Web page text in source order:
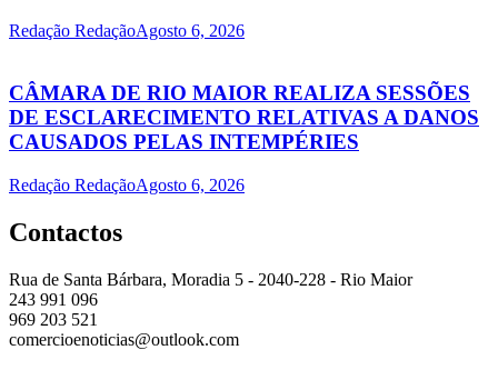
Redação RedaçãoAgosto 6, 2026
CÂMARA DE RIO MAIOR REALIZA SESSÕES
DE ESCLARECIMENTO RELATIVAS A DANOS
CAUSADOS PELAS INTEMPÉRIES
Redação RedaçãoAgosto 6, 2026
Contactos
Rua de Santa Bárbara, Moradia 5 - 2040-228 - Rio Maior
243 991 096
969 203 521
comercioenoticias@outlook.com